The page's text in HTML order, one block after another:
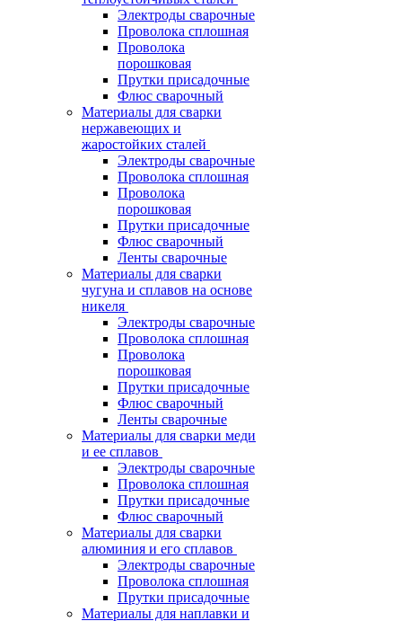
Электроды сварочные
Проволока сплошная
Проволока
порошковая
Прутки присадочные
Флюс сварочный
Материалы для сварки
нержавеющих и
жаростойких сталей
Электроды сварочные
Проволока сплошная
Проволока
порошковая
Прутки присадочные
Флюс сварочный
Ленты сварочные
Материалы для сварки
чугуна и сплавов на основе
никеля
Электроды сварочные
Проволока сплошная
Проволока
порошковая
Прутки присадочные
Флюс сварочный
Ленты сварочные
Материалы для сварки меди
и ее сплавов
Электроды сварочные
Проволока сплошная
Прутки присадочные
Флюс сварочный
Материалы для сварки
алюминия и его сплавов
Электроды сварочные
Проволока сплошная
Прутки присадочные
Материалы для наплавки и